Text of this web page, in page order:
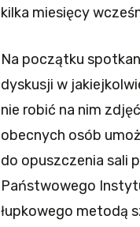
kilka miesięcy
Na początku
dyskusji w
nie robić na nim
obecnych osób
do opuszczenia sali
Państwowego
łupkowego metodą